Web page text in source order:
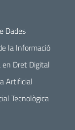
Dades
la Informació
en Dret Digital
Artificial
Tecnològica